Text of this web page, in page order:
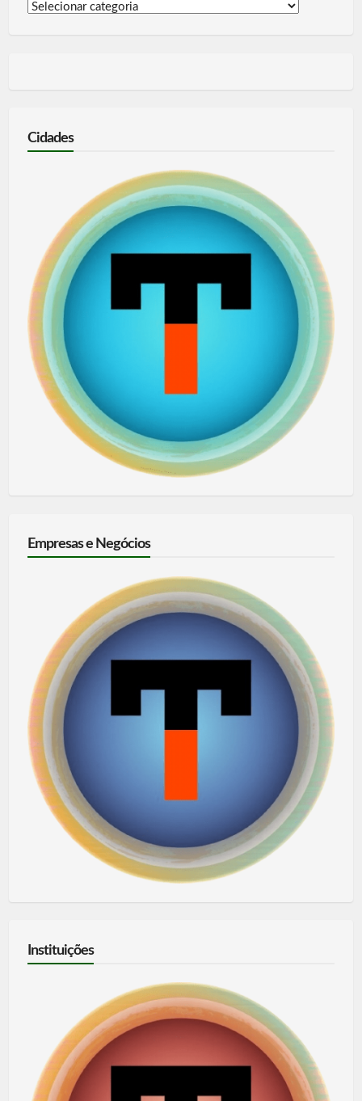
Informações
Cidades
Empresas e Negócios
Instituições